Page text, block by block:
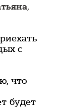
,
с
что
будет